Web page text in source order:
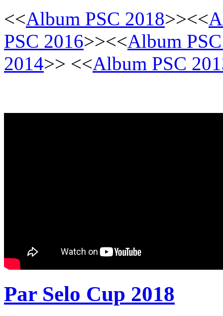
<<Album PSC 2018>><<
PSC 2016>><<Album
2014>> <<Album PSC
Par Selo Cup 2018